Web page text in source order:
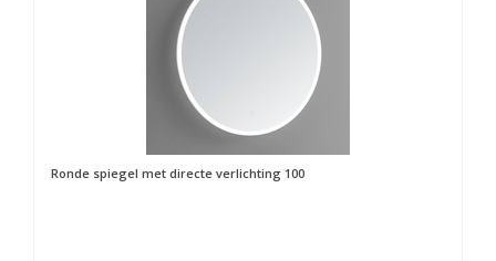
Ronde spiegel met directe verlichting 100